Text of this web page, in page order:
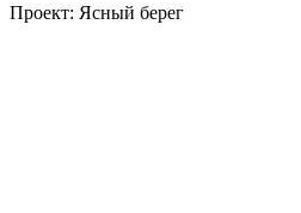
Проект: Ясный берег